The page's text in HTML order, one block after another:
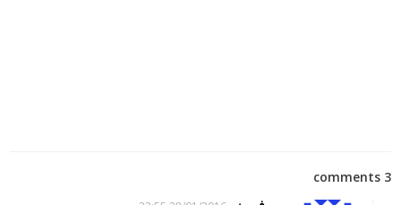
3 comments